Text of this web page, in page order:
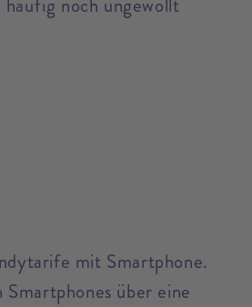
noch ungewollt
mit Smartphone.
über eine